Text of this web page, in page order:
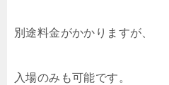
別途料金がかかりますが、
入場のみも可能です。